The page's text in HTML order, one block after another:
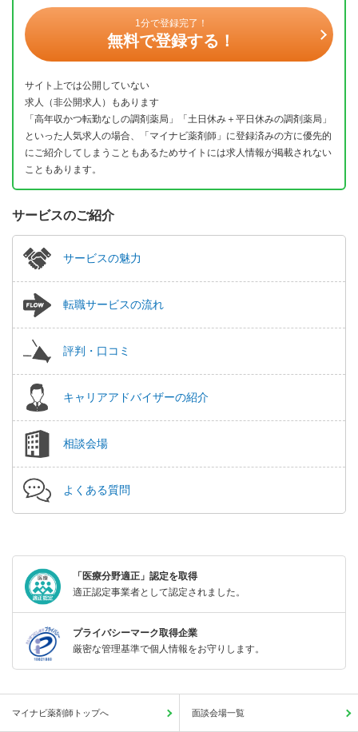
1分で登録完了！
無料で登録する！
サイト上では公開していない
求人（非公開求人）もあります
「高年収かつ転勤なしの調剤薬局」「土日休み＋平日休みの調剤薬局」
といった人気求人の場合、「マイナビ薬剤師」に登録済みの方に優先的
にご紹介してしまうこともあるためサイトには求人情報が掲載されない
こともあります。
サービスのご紹介
サービスの魅力
転職サービスの流れ
評判・口コミ
キャリアアドバイザーの紹介
相談会場
よくある質問
「医療分野適正」認定を取得
適正認定事業者として認定されました。
プライバシーマーク取得企業
厳密な管理基準で個人情報をお守りします。
マイナビ薬剤師トップへ 面談会場一覧